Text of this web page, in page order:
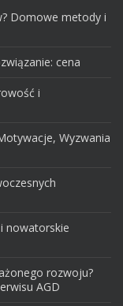
Domowe metody i
cena
i
Wyzwania
nowatorskie
rozwoju?
AGD